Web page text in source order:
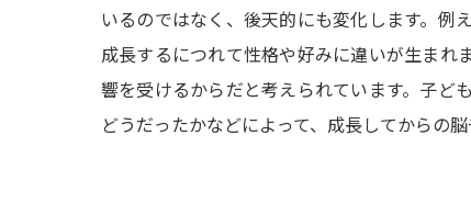
いるのではなく、後天的にも変化します。例
成長するにつれて性格や好みに違いが生まれ
響を受けるからだと考えられています。子ど
どうだったかなどによって、成長してからの